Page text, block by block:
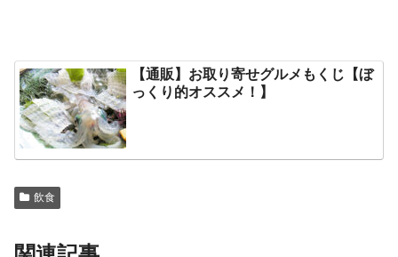
【通販】お取り寄せグルメもくじ【ぼ
っくり的オススメ！】
飲食